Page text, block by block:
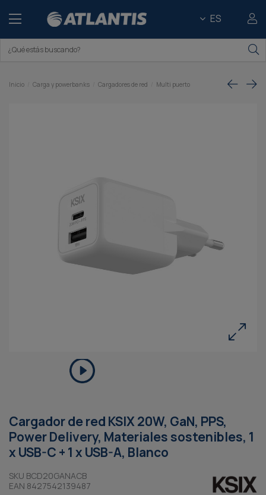
ES
Inicio Carga y powerbanks Cargadores de red Multi puerto
Cargador de red KSIX 20W, GaN, PPS,
Power Delivery, Materiales sostenibles, 1
x USB-C + 1 x USB-A, Blanco
SKU BCD20GANACB
EAN 8427542139487